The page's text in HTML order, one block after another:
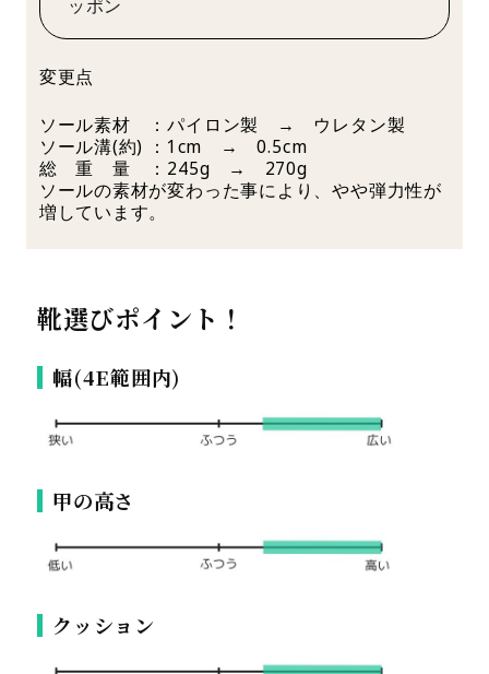
ッポン
変更点
ソール素材 ：パイロン製 → ウレタン製
ソール溝(約) ：1cm → 0.5cm
総 重 量 ：245g → 270g
ソールの素材が変わった事により、やや弾力性が
増しています。
靴選びポイント！
幅(4E範囲内)
甲の高さ
クッション